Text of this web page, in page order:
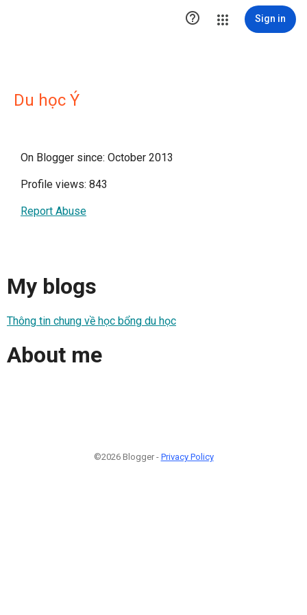
 Sign in
Du học Ý
On Blogger since: October 2013
Profile views: 843
Report Abuse
My blogs
Thông tin chung về học bổng du học
About me
©2026 Blogger - Privacy Policy